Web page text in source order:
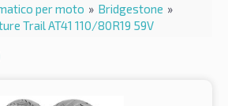
per moto » Bridgestone »
Trail AT41 110/80R19 59V